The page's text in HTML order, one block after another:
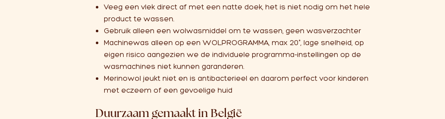
Veeg een vlek direct af met een natte doek, het is niet nodig om het hele
product te wassen.
Gebruik alleen een wolwasmiddel om te wassen, geen wasverzachter
Machinewas alleen op een WOLPROGRAMMA, max 20°, lage snelheid, op
eigen risico aangezien we de individuele programma-instellingen op de
wasmachines niet kunnen garanderen.
Merinowol jeukt niet en is antibacterieel en daarom perfect voor kinderen
met eczeem of een gevoelige huid
Duurzaam gemaakt in België